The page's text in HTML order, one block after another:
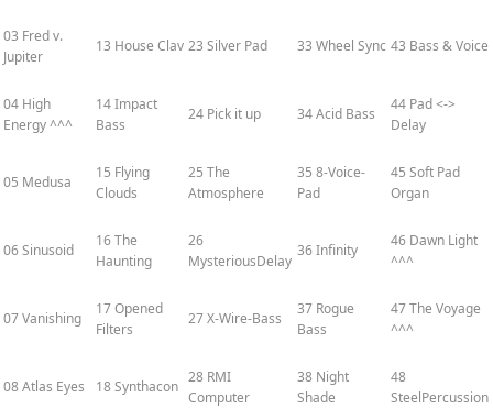
03 Fred v.
Jupiter
13 House Clav 23 Silver Pad 33 Wheel Sync 43 Bass & Voice
04 High
Energy ^^^
14 Impact
Bass
24 Pick it up 34 Acid Bass
44 Pad <->
Delay
05 Medusa
15 Flying
Clouds
25 The
Atmosphere
35 8-Voice-
Pad
45 Soft Pad
Organ
06 Sinusoid
16 The
Haunting
26
MysteriousDelay
36 Infinity
46 Dawn Light
^^^
07 Vanishing
17 Opened
Filters
27 X-Wire-Bass
37 Rogue
Bass
47 The Voyage
^^^
08 Atlas Eyes 18 Synthacon
28 RMI
Computer
38 Night
Shade
48
SteelPercussion